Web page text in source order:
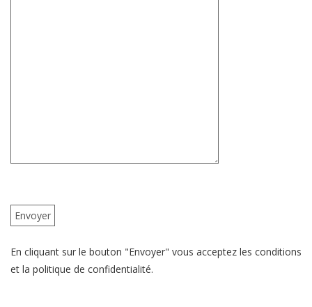
En cliquant sur le bouton "Envoyer" vous acceptez les conditions
et la politique de confidentialité.